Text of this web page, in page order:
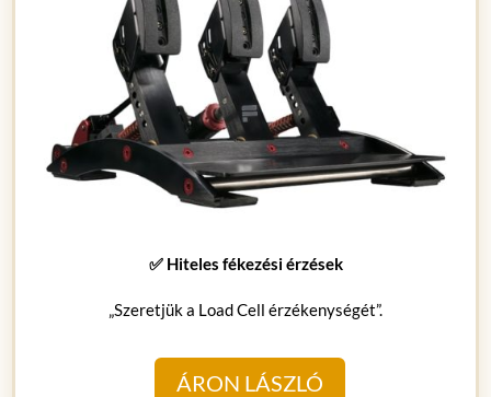
✅ Hiteles fékezési érzések
„Szeretjük a Load Cell érzékenységét”.
ÁRON LÁSZLÓ